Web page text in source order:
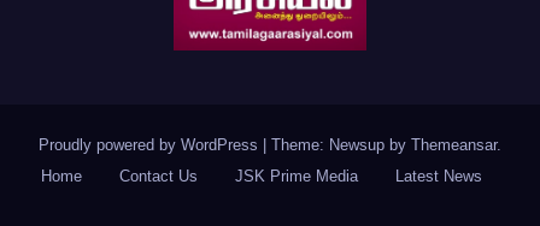
Proudly powered by WordPress Theme: Newsup by Themeansar.
Home
Contact Us JSK Prime Media Latest News